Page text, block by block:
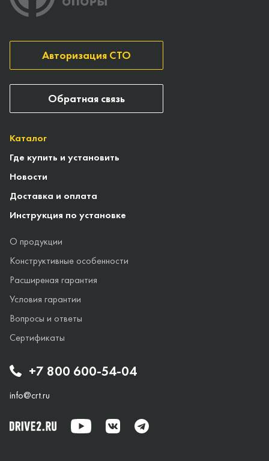
+7 800 600-54-04
info@crt.ru
Каталог
Где купить и установить
Новости
Доставка и оплата
Инструкция по установке
О продукции
Конструктивные особенности
Расширеная гарантия
Условия гарантии
Вопросы и ответы
Сертификаты
Авторизация СТО
Обратная связь